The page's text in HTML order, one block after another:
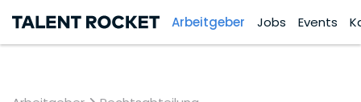
Arbeitgeber Jobs Events